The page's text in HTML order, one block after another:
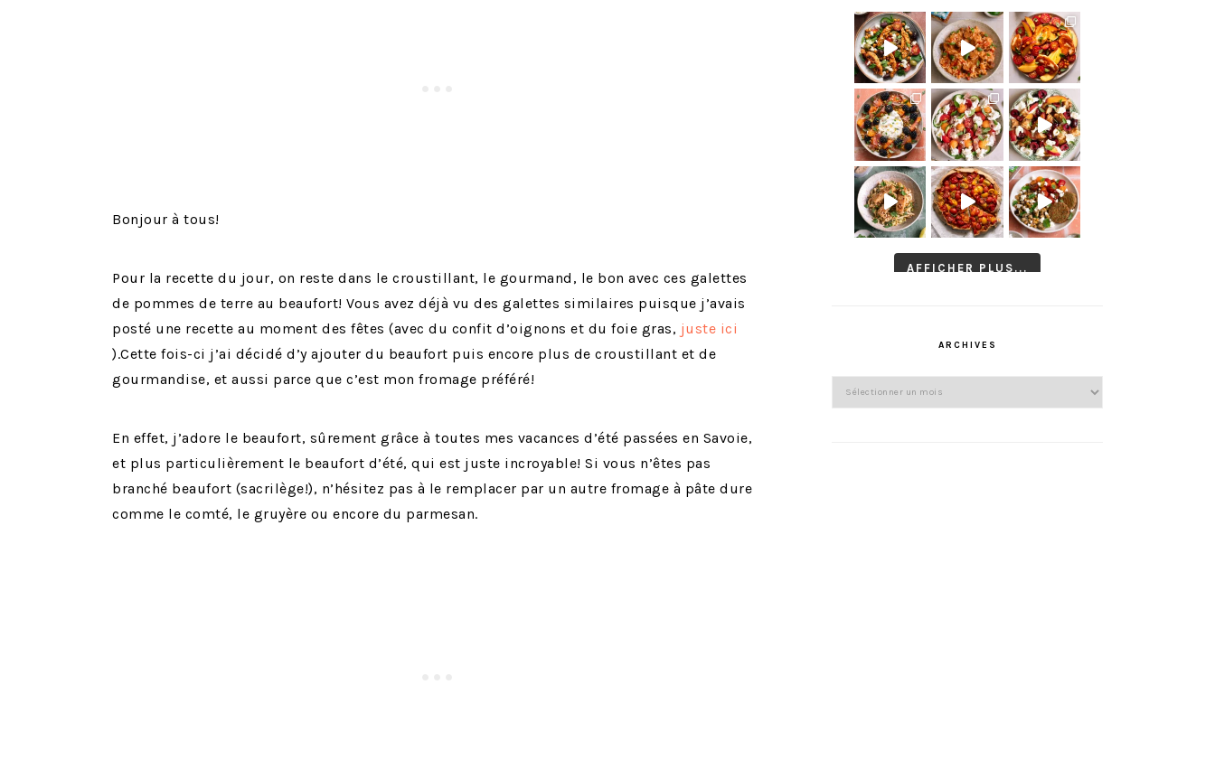
Bonjour à tous!
Pour la recette du jour, on reste dans le croustillant, le gourmand, le bon avec ces galettes
de pommes de terre au beaufort! Vous avez déjà vu des galettes similaires puisque j’avais
posté une recette au moment des fêtes (avec du confit d’oignons et du foie gras, juste ici
).Cette fois-ci j’ai décidé d’y ajouter du beaufort puis encore plus de croustillant et de
gourmandise, et aussi parce que c’est mon fromage préféré!
En effet, j’adore le beaufort, sûrement grâce à toutes mes vacances d’été passées en Savoie,
et plus particulièrement le beaufort d’été, qui est juste incroyable! Si vous n’êtes pas
branché beaufort (sacrilège!), n’hésitez pas à le remplacer par un autre fromage à pâte dure
comme le comté, le gruyère ou encore du parmesan.
AFFICHER PLUS...
ARCHIVES
Archives